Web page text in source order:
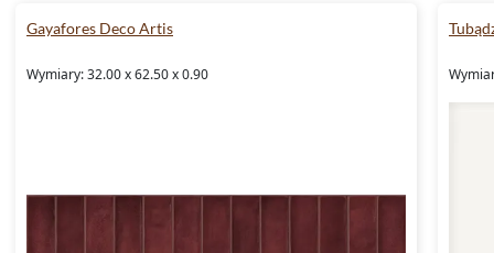
Gayafores Deco Artis
Wymiary: 32.00 x 62.50 x 0.90